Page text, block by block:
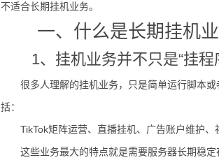
不适合长期挂机业务。
一、什么是长期挂机
1、挂机业务并不只是“挂程
很多人理解的挂机业务，只是简单运行脚本
括：
TikTok矩阵运营、直播挂机、广告账户维护
这些业务最大的特点就是需要服务器长期稳